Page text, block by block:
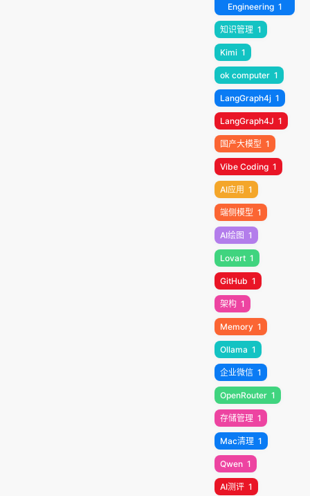
Engineering 1
知识管理 1
Kimi 1
ok computer 1
LangGraph4j 1
LangGraph4J 1
国产大模型 1
Vibe Coding 1
AI应用 1
端侧模型 1
AI绘图 1
Lovart 1
GitHub 1
架构 1
Memory 1
Ollama 1
企业微信 1
OpenRouter 1
存储管理 1
Mac清理 1
Qwen 1
AI测评 1